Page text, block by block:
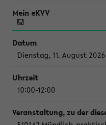
Dienstag, 11. August 2026
10:00-12:00